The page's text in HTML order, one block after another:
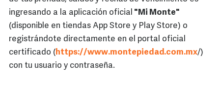
ingresando a la aplicación oficial "Mi Monte"
(disponible en tiendas App Store y Play Store) o
registrándote directamente en el portal oficial
certificado (https://www.montepiedad.com.mx/)
con tu usuario y contraseña.